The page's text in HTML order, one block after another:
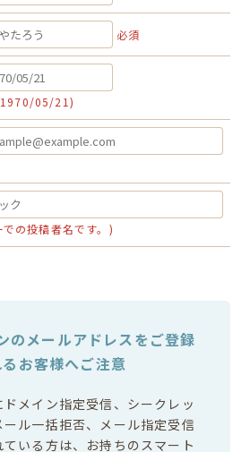
必須
05/21)
の投稿者名です。)
のメールアドレスをご登録
お客様へご注意
メイン指定受信、シークレッ
ール一括拒否、メール指定受信
いる方は、お持ちのスマート